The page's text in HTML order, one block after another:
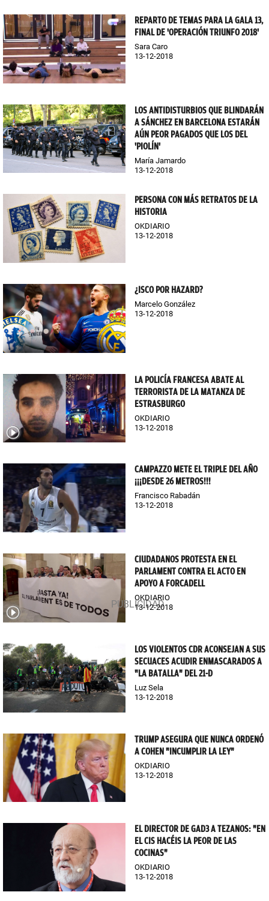
REPARTO DE TEMAS PARA LA GALA 13,
FINAL DE 'OPERACIÓN TRIUNFO 2018'
Sara Caro
13-12-2018
LOS ANTIDISTURBIOS QUE BLINDARÁN
A SÁNCHEZ EN BARCELONA ESTARÁN
AÚN PEOR PAGADOS QUE LOS DEL
'PIOLÍN'
María Jamardo
13-12-2018
PERSONA CON MÁS RETRATOS DE LA
HISTORIA
OKDIARIO
13-12-2018
¿ISCO POR HAZARD?
Marcelo González
13-12-2018
LA POLICÍA FRANCESA ABATE AL
TERRORISTA DE LA MATANZA DE
ESTRASBURGO
OKDIARIO
13-12-2018
CAMPAZZO METE EL TRIPLE DEL AÑO
¡¡¡DESDE 26 METROS!!!
Francisco Rabadán
13-12-2018
CIUDADANOS PROTESTA EN EL
PARLAMENT CONTRA EL ACTO EN
APOYO A FORCADELL
OKDIARIO
13-12-2018
LOS VIOLENTOS CDR ACONSEJAN A SUS
SECUACES ACUDIR ENMASCARADOS A
"LA BATALLA" DEL 21-D
Luz Sela
13-12-2018
TRUMP ASEGURA QUE NUNCA ORDENÓ
A COHEN "INCUMPLIR LA LEY"
OKDIARIO
13-12-2018
EL DIRECTOR DE GAD3 A TEZANOS: "EN
EL CIS HACÉIS LA PEOR DE LAS
COCINAS"
OKDIARIO
13-12-2018